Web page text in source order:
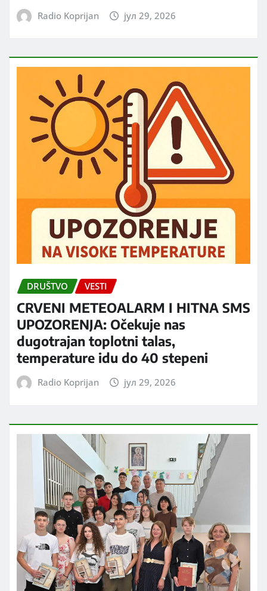
Radio Koprijan јул 29, 2026
DRUŠTVO VESTI
CRVENI METEOALARM I HITNA SMS
UPOZORENJA: Očekuje nas
dugotrajan toplotni talas,
temperature idu do 40 stepeni
Radio Koprijan јул 29, 2026